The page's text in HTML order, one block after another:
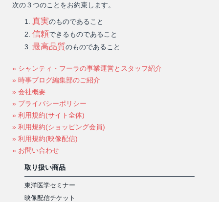
次の３つのことをお約束します。
真実のものであること
信頼できるものであること
最高品質のものであること
» シャンティ・フーラの事業運営とスタッフ紹介
» 時事ブログ編集部のご紹介
» 会社概要
» プライバシーポリシー
» 利用規約(サイト全体)
» 利用規約(ショッピング会員)
» 利用規約(映像配信)
» お問い合わせ
取り扱い商品
東洋医学セミナー
映像配信チケット